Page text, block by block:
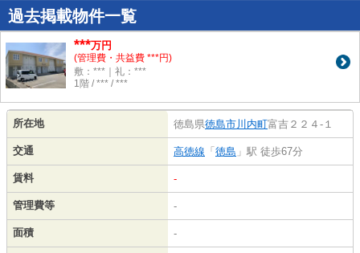
過去掲載物件一覧
***万円
(管理費・共益費 ***円)
敷：***｜礼：***
1階 / *** / ***
所在地 徳島県徳島市川内町富吉２２４-１
交通 高徳線 「 徳島 」駅 徒歩67分
賃料 -
管理費等 -
面積 -